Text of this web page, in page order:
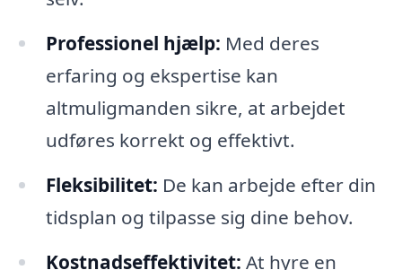
Professionel hjælp: Med deres
erfaring og ekspertise kan
altmuligmanden sikre, at arbejdet
udføres korrekt og effektivt.
Fleksibilitet: De kan arbejde efter din
tidsplan og tilpasse sig dine behov.
Kostnadseffektivitet: At hyre en